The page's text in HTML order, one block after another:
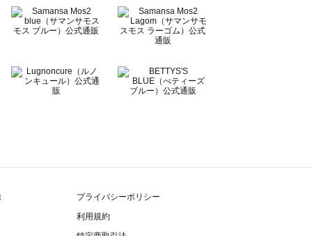
プライバシーポリシー
利用規約